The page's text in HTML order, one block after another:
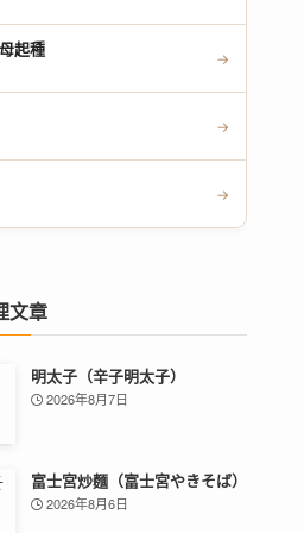
起種 →
→
→
文章
明太子（辛子明太子）
2026年8月7日
富士宮炒麵（富士宮やきそば）
2026年8月6日